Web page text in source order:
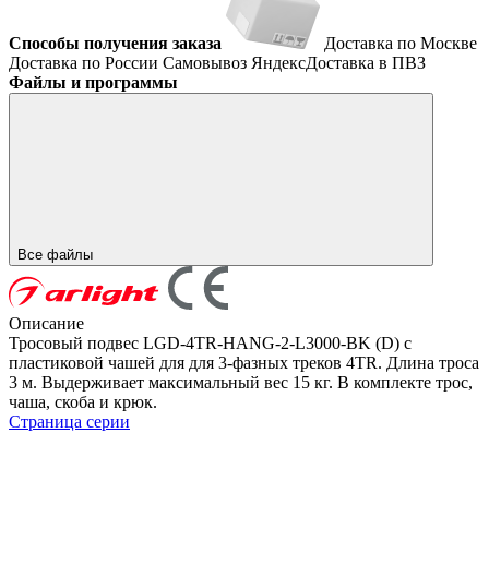
Способы получения заказа
Доставка по Москве
Доставка по России Самовывоз ЯндексДоставка в ПВЗ
Файлы и программы
Все файлы
Описание
Тросовый подвес LGD-4TR-HANG-2-L3000-BK (D) с
пластиковой чашей для для 3-фазных треков 4TR. Длина троса
3 м. Выдерживает максимальный вес 15 кг. В комплекте трос,
чаша, скоба и крюк.
Страница серии